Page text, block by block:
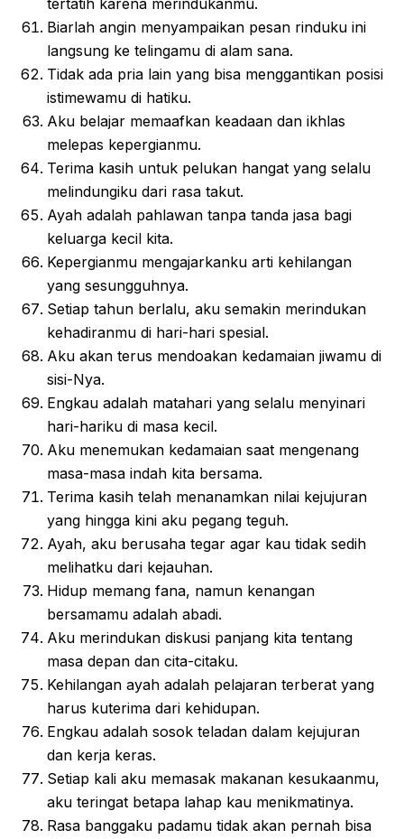
tertatih karena merindukanmu.
Biarlah angin menyampaikan pesan rinduku ini
langsung ke telingamu di alam sana.
Tidak ada pria lain yang bisa menggantikan posisi
istimewamu di hatiku.
Aku belajar memaafkan keadaan dan ikhlas
melepas kepergianmu.
Terima kasih untuk pelukan hangat yang selalu
melindungiku dari rasa takut.
Ayah adalah pahlawan tanpa tanda jasa bagi
keluarga kecil kita.
Kepergianmu mengajarkanku arti kehilangan
yang sesungguhnya.
Setiap tahun berlalu, aku semakin merindukan
kehadiranmu di hari-hari spesial.
Aku akan terus mendoakan kedamaian jiwamu di
sisi-Nya.
Engkau adalah matahari yang selalu menyinari
hari-hariku di masa kecil.
Aku menemukan kedamaian saat mengenang
masa-masa indah kita bersama.
Terima kasih telah menanamkan nilai kejujuran
yang hingga kini aku pegang teguh.
Ayah, aku berusaha tegar agar kau tidak sedih
melihatku dari kejauhan.
Hidup memang fana, namun kenangan
bersamamu adalah abadi.
Aku merindukan diskusi panjang kita tentang
masa depan dan cita-citaku.
Kehilangan ayah adalah pelajaran terberat yang
harus kuterima dari kehidupan.
Engkau adalah sosok teladan dalam kejujuran
dan kerja keras.
Setiap kali aku memasak makanan kesukaanmu,
aku teringat betapa lahap kau menikmatinya.
Rasa banggaku padamu tidak akan pernah bisa